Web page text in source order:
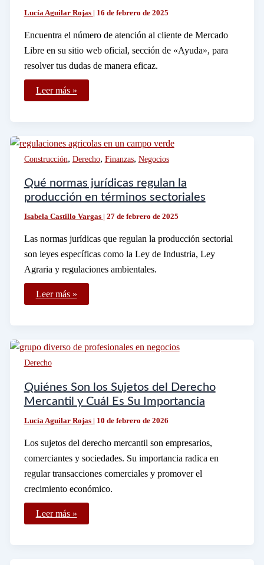
Lucía Aguilar Rojas | 16 de febrero de 2025
Encuentra el número de atención al cliente de Mercado
Libre en su sitio web oficial, sección de «Ayuda», para
resolver tus dudas de manera eficaz.
Dónde
puedo
de
Libre
Leer más »
Construcción, Derecho, Finanzas, Negocios
Qué normas jurídicas regulan la
producción en términos sectoriales
Isabela Castillo Vargas | 27 de febrero de 2025
Las normas jurídicas que regulan la producción sectorial
son leyes específicas como la Ley de Industria, Ley
Agraria y regulaciones ambientales.
Qué
normas
en
sectoriales
Leer más »
Derecho
Quiénes Son los Sujetos del Derecho
Mercantil y Cuál Es Su Importancia
Lucía Aguilar Rojas | 10 de febrero de 2026
Los sujetos del derecho mercantil son empresarios,
comerciantes y sociedades. Su importancia radica en
regular transacciones comerciales y promover el
crecimiento económico.
Quiénes
Son
Leer más »